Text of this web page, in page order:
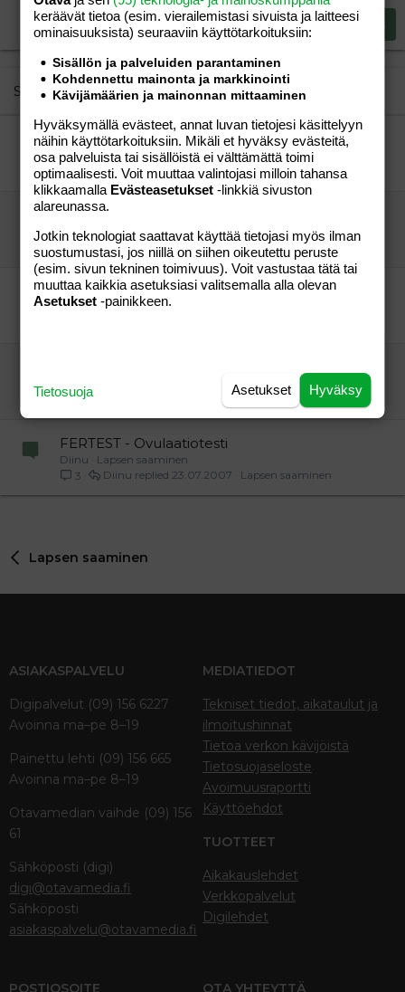
15
18
22
26
Georgia
Tahoma
Times New Roman
Trebuchet MS
Justify text
Heading 3 Lähetä vastaus
Similar threads
Digitaalinen ovistesti?
PanikoivaMamma
Lapsen saaminen
2
Lapsen saaminen
06.03.2007
amelie
Progesteronilääke ja ovistesti
vierailija Lapsen saaminen
2
Lapsen saaminen
23.01.2025
vierailija
Neuvokaas
taustalla Lapsen saaminen
6
Lapsen saaminen
02.11.2008
FERTEST - Ovulaatiotesti
Diinu
Lapsen saaminen
3
Lapsen saaminen
23.07.2007
Diinu
Lapsen saaminen
ASIAKASPALVELU
Digipalvelut (09) 156 6227
Avoinna ma–pe 8–19
Painettu lehti (09) 156 665
Avoinna ma–pe 8–19
Otavamedian vaihde (09) 156
61
Sähköposti (digi)
digi@otavamedia.fi
Sähköposti
asiakaspalvelu@otavamedia.fi
MEDIATIEDOT
Tekniset tiedot, aikataulut ja
ilmoitushinnat
Tietoa verkon kävijöistä
Tietosuojaseloste
Avoimuusraportti
Käyttöehdot
TUOTTEET
Aikakauslehdet
Verkkopalvelut
Digilehdet
POSTIOSOITE OTA YHTEYTTÄ
keräävät tietoa (esim. vierailemis­tasi sivuista ja laitteesi
ominaisuuk­sista) seuraaviin käyttötarkoituksiin:
Sisällön ja palveluiden parantaminen
Kohdennettu mainonta ja markkinointi
Kävijämäärien ja mainonnan mittaaminen
Hyväksymällä evästeet, annat luvan tietojesi käsittelyyn
näihin käyttötarkoituksiin. Mikäli et hyväksy evästeitä,
osa palveluista tai sisällöistä ei välttämättä toimi
optimaalisesti. Voit muuttaa valintojasi milloin tahansa
klikkaamalla Evästeasetukset -linkkiä sivuston
alareunassa.
Jotkin teknologiat saattavat käyttää tietojasi myös ilman
suostumustasi, jos niillä on siihen oikeutettu peruste
(esim. sivun tekninen toimivuus). Voit vastustaa tätä tai
muuttaa kaikkia asetuksiasi valitsemalla alla olevan
Asetukset -painikkeen.
Hyväksy
Asetukset
Tietosuoja